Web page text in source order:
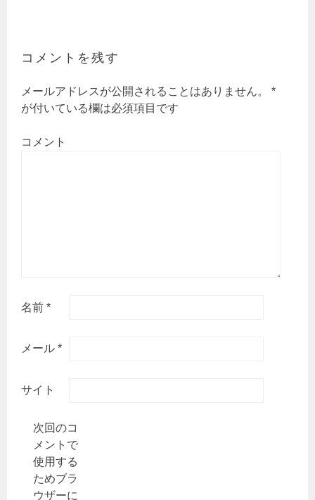
ー
ョ
ン
コメントを残す
メールアドレスが公開されることはありません。
*
が付いている欄は必須項目です
コメント
名前*
メール*
サイト
次回のコ
メントで
使用する
ためブラ
ウザーに